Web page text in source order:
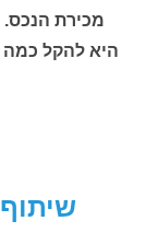
מכירת הנכס.
היא להקל כמה